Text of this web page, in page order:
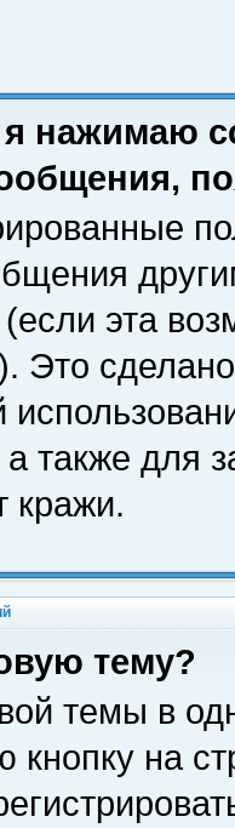
я нажимаю
эта
Это
а также для
кражи.
тему?
темы в
кнопку на